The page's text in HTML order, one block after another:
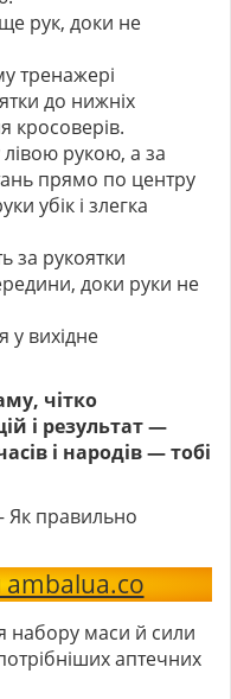
рук, доки не
тренажері
до нижніх
кросоверів.
лівою рукою, а за
прямо по центру
убік і злегка
за рукоятки
доки руки не
у вихідне
чітко
і результат —
і народів — тобі
Як правильно
ambalua.co
набору маси й сили
аптечних